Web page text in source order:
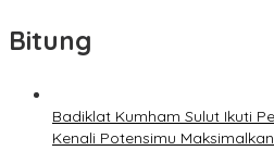
Bitung
Badiklat Kumham Sulut Ikuti
Kenali Potensimu